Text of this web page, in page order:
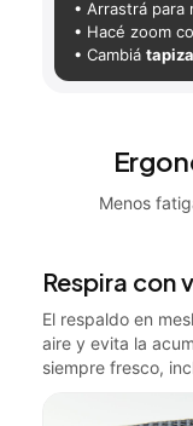
• Arrastrá para
• Hacé zoom
• Cambiá
Menos
Respira con
El respaldo en
aire y evita la
siempre fresco,